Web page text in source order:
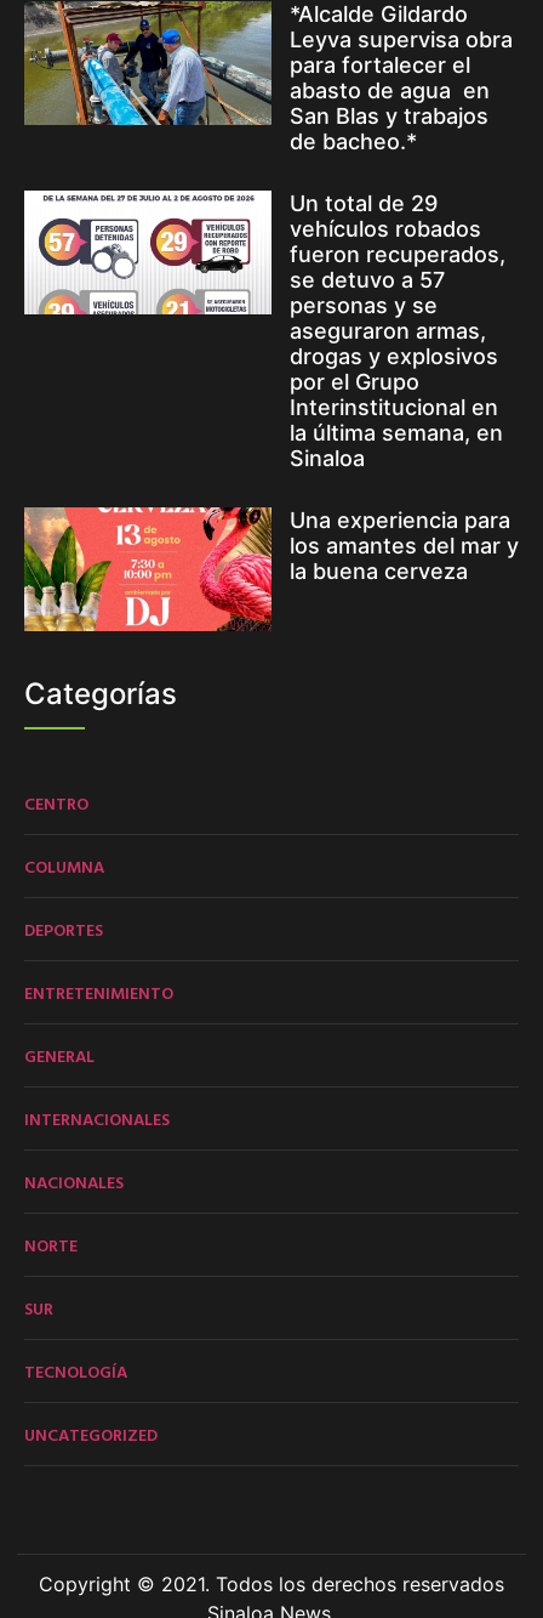
*Alcalde Gildardo
Leyva supervisa obra
para fortalecer el
abasto de agua en
San Blas y trabajos
de bacheo.*
Un total de 29
vehículos robados
fueron recuperados,
se detuvo a 57
personas y se
aseguraron armas,
drogas y explosivos
por el Grupo
Interinstitucional en
la última semana, en
Sinaloa
Una experiencia para
los amantes del mar y
la buena cerveza
Categorías
CENTRO
COLUMNA
DEPORTES
ENTRETENIMIENTO
GENERAL
INTERNACIONALES
NACIONALES
NORTE
SUR
TECNOLOGÍA
UNCATEGORIZED
Copyright © 2021. Todos los derechos reservados